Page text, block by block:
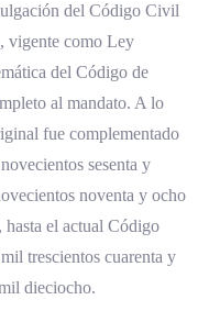
del Código Civil
vigente como Ley
del Código de
al mandato. A lo
fue complementado
sesenta y
noventa y ocho
hasta el actual Código
trescientos cuarenta y
dieciocho.